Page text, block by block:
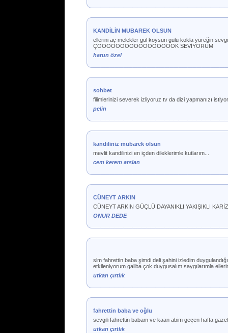
KANDİLİN MUBAREK OLSUN
ellerini aç melekler gül koysun gülü kokla yüreğin
ÇOOOOOOOOOOOOOOOOOK SEVİYORUM
harun özel
sohbet
filimlerinizi severek izliyoruz tv da dizi yapmanızı
pelin
kandiliniz mübarek olsun
mevlit kandilinizi en içden dileklerimle kutlarım...
cem kerem arslan
CÜNEYT ARKIN
CÜNEYT ARKIN GÜÇLÜ DAYANIKLI YAKIŞIKLI
ONUR DEDE
slm fahrettin baba şimdi deli şahini izledim
etkileniyorum galiba çok duygusalım saygılarımla
utkan çırtlık
fahrettin baba ve oğlu
sevgili fahrettin babam ve kaan abim geçen hafta
utkan çırtlık